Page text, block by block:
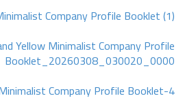
Company Profile Booklet (1)
Yellow Minimalist Company Profile
Booklet_20260308_030020_0000
Company Profile Booklet-4